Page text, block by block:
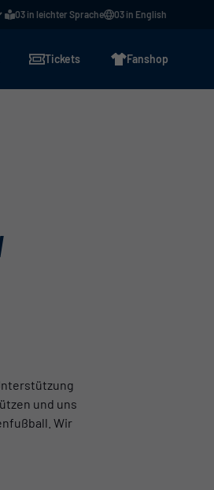
03 in leichter Sprache 03 in English
Tickets Fanshop
und uns
Wir